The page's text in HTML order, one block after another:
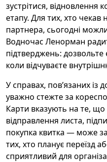
зустрітися, відновлення
етапу. Для тих, хто чекав
партнера, сьогодні
Водночас Ленорман
підтверджень: дозвольте
коли відчуваєте
У справах, пов’язаних із
уважно стежте за
Карти вказують на те,
відправлення листа,
покупка квитка — може
тих, хто планує переїзд
сприятливий для